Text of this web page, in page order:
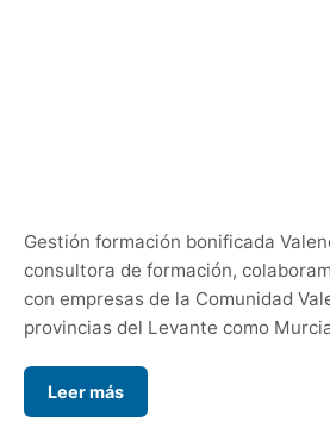
Gestión formación bonificada
consultora de formación,
con empresas de la Comunidad
provincias del Levante como
Leer más